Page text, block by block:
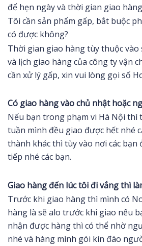
để hẹn ngày và thời gian giao
Tôi cần sản phẩm gấp, bắt buộc
có được không?
Thời gian giao hàng tùy thuộc
và lịch giao hàng của công ty vận
cần xử lý gấp, xin vui lòng gọi số
Có giao hàng vào chủ nhật hoặc
Nếu bạn trong phạm vi Hà Nội thì
tuần mình đều giao được hết nhé
thành khác thì tùy vào nơi các bạn
tiếp nhé các bạn.
Giao hàng đến lúc tôi đi vắng thì
Trước khi giao hàng thì mình có
hàng là sẽ alo trước khi giao nếu
nhận được hàng thì có thể nhờ
nhé và hàng mình gói kín đáo